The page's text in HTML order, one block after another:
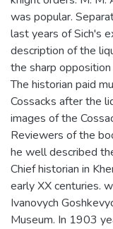
was popular.
last years of Sich's
description of the
the sharp
The historian paid
Cossacks after the
images of the
Reviewers of the
he well described
Chief historian in
early ХХ centuries.
Ivanovych
Museum. In 1903